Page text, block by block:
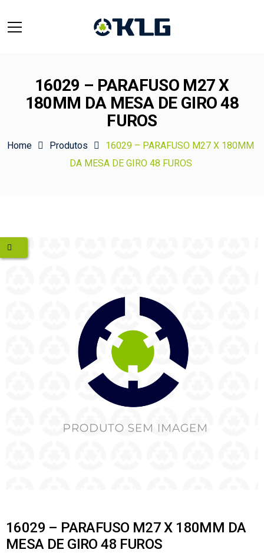
16029 – PARAFUSO M27 X
180MM DA MESA DE GIRO 48
FUROS
Home Produtos
16029 – PARAFUSO M27 X 180MM
DA MESA DE GIRO 48 FUROS
16029 – PARAFUSO M27 X 180MM DA
MESA DE GIRO 48 FUROS